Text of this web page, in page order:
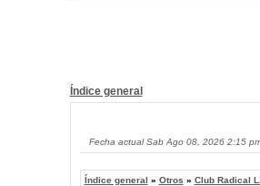
Índice general
Fecha actual Sab Ago 08, 2026 2:15
Índice general » Otros » Club Radical